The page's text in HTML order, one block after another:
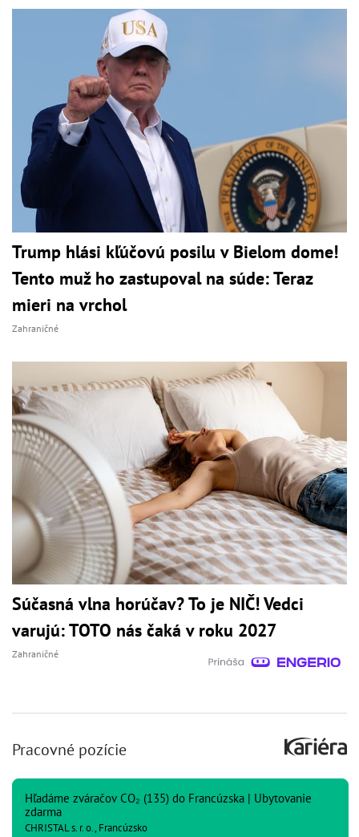
Trump hlási kľúčovú posilu v Bielom dome!
Tento muž ho zastupoval na súde: Teraz
mieri na vrchol
Zahraničné
Súčasná vlna horúčav? To je NIČ! Vedci
varujú: TOTO nás čaká v roku 2027
Zahraničné
Pracovné pozície
Hľadáme zváračov CO₂ (135) do Francúzska | Ubytovanie
zdarma
CHRISTAL s. r. o., Francúzsko